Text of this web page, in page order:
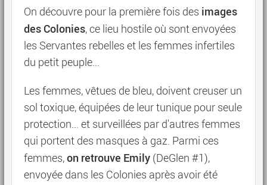
On découvre pour la première fois des images
des Colonies, ce lieu hostile où sont envoyées
les Servantes rebelles et les femmes infertiles
du petit peuple...
Les femmes, vêtues de bleu, doivent creuser un
sol toxique, équipées de leur tunique pour seule
protection... et surveillées par d'autres femmes
qui portent des masques à gaz. Parmi ces
femmes,on retrouve Emily(DeGlen #1),
envoyée dans les Colonies après avoir été